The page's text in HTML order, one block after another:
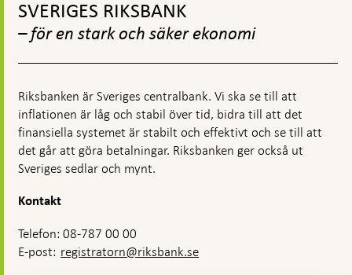
toppnavigation
SVERIGES RIKSBANK
– för en stark och säker ekonomi
Riksbanken är Sveriges centralbank. Vi ska se till att
inflationen är låg och stabil över tid, bidra till att det
finansiella systemet är stabilt och effektivt och se till att
det går att göra betalningar. Riksbanken ger också ut
Sveriges sedlar och mynt.
Kontakt
Telefon: 08-787 00 00
E-post: registratorn@riksbank.se